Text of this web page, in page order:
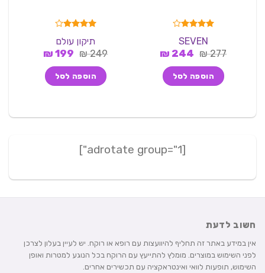
דורג 4.00
מתוך 5SEVEN
277
₪ המחיר
היה:
277 ₪.
244
₪המחיר
הוא:
244 ₪.
הוספה לסל
מתוך 5
תיקון עולם
249
₪ המחיר
היה:
249 ₪.
199
₪המחיר
הוא:
199 ₪.
הוספה לסל
חשוב לדעת
אין במידע באתר זה תחליף להיוועצות עם רופא או רוקח. יש לעיין בעלון לצרכן
לפני השימוש במוצרים. מומלץ להתייעץ עם הרוקח בכל הנוגע למטרות ואופן
השימוש, תופעות לוואי ואינטראקציה עם תכשירים אחרים.